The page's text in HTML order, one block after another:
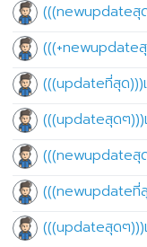
(((newupdateสุ
(((+newupdate
(((updateที่สุด)))
(((updateสุดๆ)))
(((newupdateสุ
(((newupdateที่
(((updateสุดๆ)))